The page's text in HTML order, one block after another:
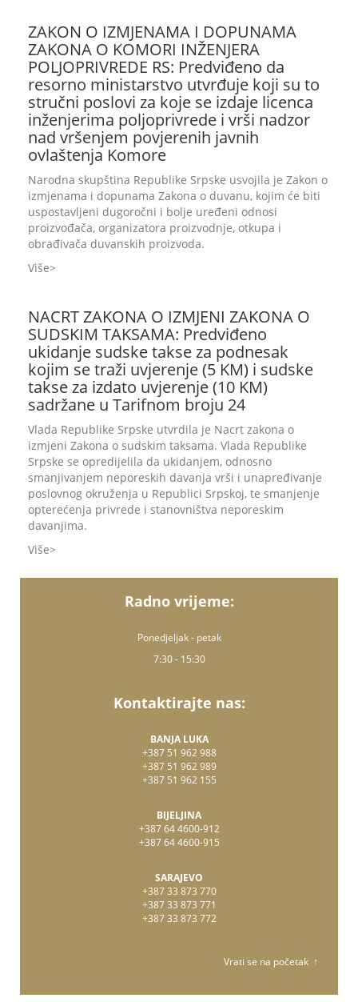
ZAKON O IZMJENAMA I DOPUNAMA
ZAKONA O KOMORI INŽENJERA
POLJOPRIVREDE RS: Predviđeno da
resorno ministarstvo utvrđuje koji su to
stručni poslovi za koje se izdaje licenca
inženjerima poljoprivrede i vrši nadzor
nad vršenjem povjerenih javnih
ovlaštenja Komore
Narodna skupština Republike Srpske usvojila je Zakon o
izmjenama i dopunama Zakona o duvanu, kojim će biti
uspostavljeni dugoročni i bolje uređeni odnosi
proizvođača, organizatora proizvodnje, otkupa i
obrađivača duvanskih proizvoda.
Više
NACRT ZAKONA O IZMJENI ZAKONA O
SUDSKIM TAKSAMA: Predviđeno
ukidanje sudske takse za podnesak
kojim se traži uvjerenje (5 KM) i sudske
takse za izdato uvjerenje (10 KM)
sadržane u Tarifnom broju 24
Vlada Republike Srpske utvrdila je Nacrt zakona o
izmjeni Zakona o sudskim taksama. Vlada Republike
Srpske se opredijelila da ukidanjem, odnosno
smanjivanjem neporeskih davanja vrši i unapređivanje
poslovnog okruženja u Republici Srpskoj, te smanjenje
opterećenja privrede i stanovništva neporeskim
davanjima.
Više
Radno vrijeme:
Ponedjeljak - petak
7:30 - 15:30
Kontaktirajte nas:
BANJA LUKA
+387 51 962 988
+387 51 962 989
+387 51 962 155
BIJELJINA
+387 64 4600-912
+387 64 4600-915
SARAJEVO
+387 33 873 770
+387 33 873 771
+387 33 873 772
Vrati se na početak ↑